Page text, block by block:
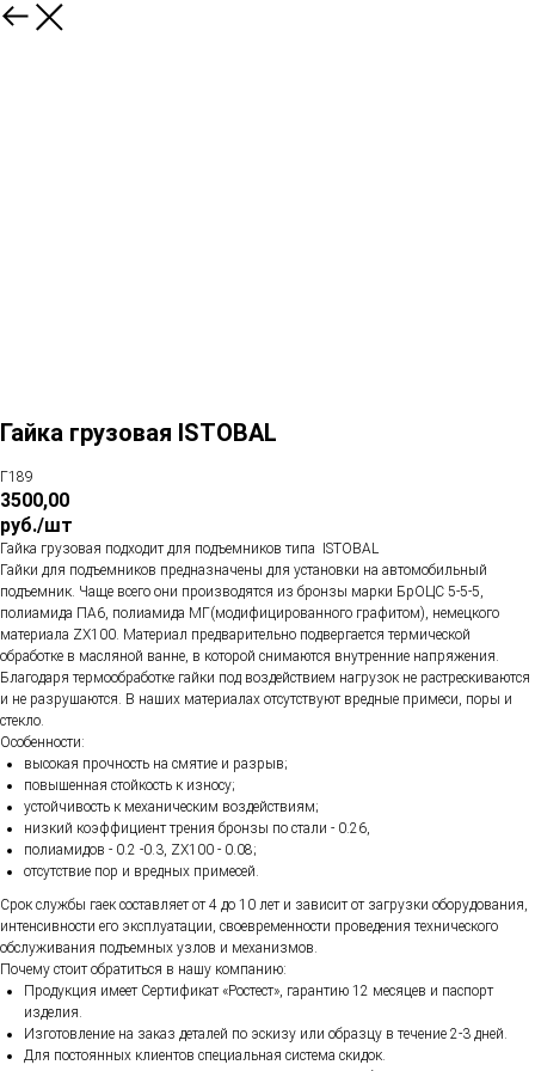
Гайка грузовая ISTOBAL
Г189
3500,00
руб./шт
Гайка грузовая подходит для подъемников типа ISTOBAL
Гайки для подъемников предназначены для установки на автомобильный
подъемник. Чаще всего они производятся из бронзы марки БрОЦС 5-5-5,
полиамида ПА6, полиамида МГ(модифицированного графитом), немецкого
материала ZX100. Материал предварительно подвергается термической
обработке в масляной ванне, в которой снимаются внутренние напряжения.
Благодаря термообработке гайки под воздействием нагрузок не растрескиваются
и не разрушаются. В наших материалах отсутствуют вредные примеси, поры и
стекло.
Особенности:
высокая прочность на смятие и разрыв;
повышенная стойкость к износу;
устойчивость к механическим воздействиям;
низкий коэффициент трения бронзы по стали - 0.26,
полиамидов - 0.2 -0.3, ZX100 - 0.08;
отсутствие пор и вредных примесей.
Срок службы гаек составляет от 4 до 10 лет и зависит от загрузки оборудования,
интенсивности его эксплуатации, своевременности проведения технического
обслуживания подъемных узлов и механизмов.
Почему стоит обратиться в нашу компанию:
Продукция имеет Сертификат «Ростест», гарантию 12 месяцев и паспорт
изделия.
Изготовление на заказ деталей по эскизу или образцу в течение 2-3 дней.
Для постоянных клиентов специальная система скидок.